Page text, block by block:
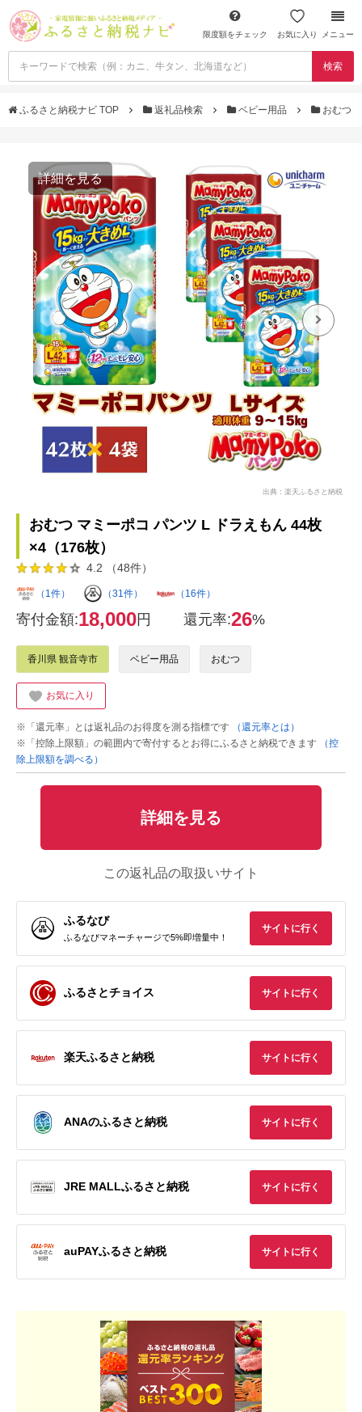
限度額をチェック お気に入り メニュー
検索
ふるさと納税ナビ TOP 返礼品検索 ベビー用品 おむつ
詳細を見る
出典：楽天ふるさと納税
おむつ マミーポコ パンツ L ドラえもん 44枚
×4（176枚）
4.2 （48件）
（1件） （31件） （16件）
寄付金額:18,000円 還元率:26%
香川県 観音寺市 ベビー用品 おむつ
お気に入り
※「還元率」とは返礼品のお得度を測る指標です
（還元率とは）
※「控除上限額」の範囲内で寄付するとお得にふるさと納税できます
（控
除上限額を調べる）
詳細を見る
この返礼品の取扱いサイト
ふるなび
ふるなびマネーチャージで5%即増量中！
サイトに行く
ふるさとチョイス サイトに行く
楽天ふるさと納税 サイトに行く
ANAのふるさと納税 サイトに行く
JRE MALLふるさと納税 サイトに行く
auPAYふるさと納税 サイトに行く